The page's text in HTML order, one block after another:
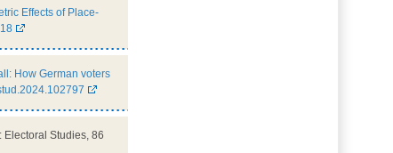
Effects of Place-
How German voters
Electoral Studies, 86